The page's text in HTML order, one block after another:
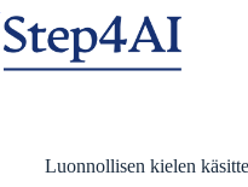
Luonnollisen kielen